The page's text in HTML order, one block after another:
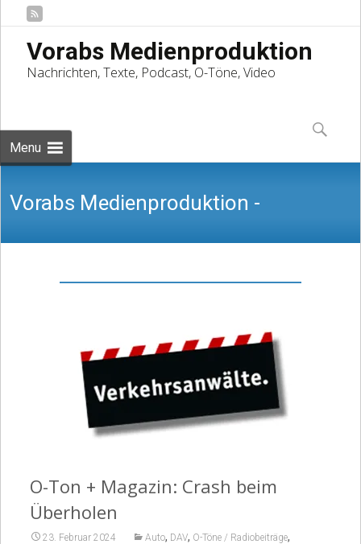
Vorabs Medienproduktion
Nachrichten, Texte, Podcast, O-Töne, Video
Menu
to
content
Suchen
nach:
Vorabs Medienproduktion -
Nachrichten, Texte, Podcast, O-Töne,
O-Ton + Magazin: Crash beim
Überholen
23. Februar 2024 Auto, DAV, O-Töne / Radiobeiträge,